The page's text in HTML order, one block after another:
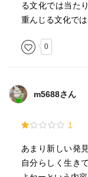
る文化では当た
重んじる文化で
0
m5688さん
1
あまり新しい発
自分らしく生き